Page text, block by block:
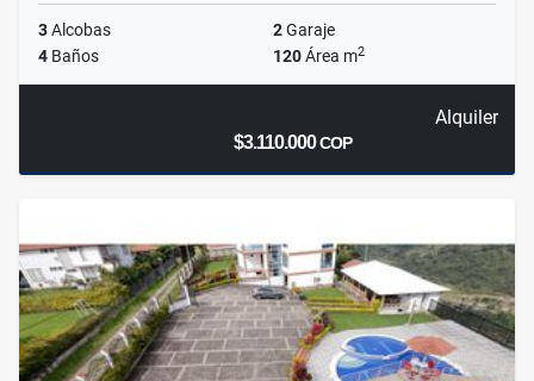
3Alcobas 2Garaje
4 Baños 120Área m2
Alquiler
$3.110.000COP